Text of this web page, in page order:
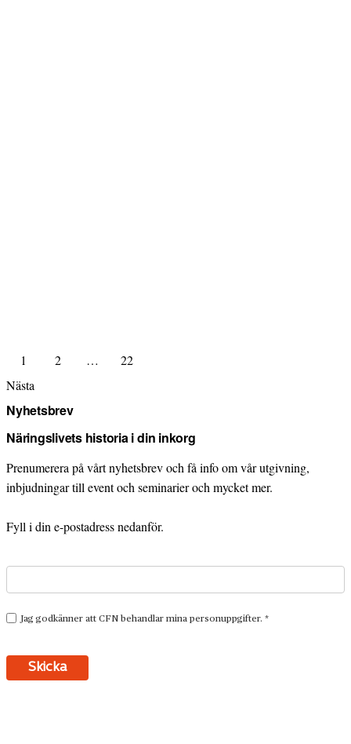
1 2 …
22
Nästa
Nyhetsbrev
Näringslivets historia i din inkorg
Prenumerera på vårt nyhetsbrev och få info om vår utgivning,
inbjudningar till event och seminarier och mycket mer.
Fyll i din e-postadress nedanför.